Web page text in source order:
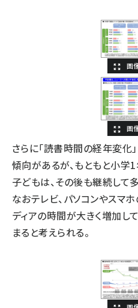
さらに「読書時間の経年変化
傾向があるが、もともと小
子どもは、その後も継続して
なおテレビ、パソコンやスマ
ディアの時間が大きく増加し
まると考えられる。